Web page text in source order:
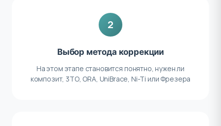
2
Выбор метода коррекции
На этом этапе становится понятно, нужен ли
композит, 3ТО, ORA, UniBrace, Ni-Ti или Фрезера